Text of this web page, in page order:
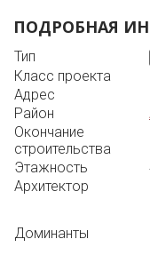
ПОДРОБНАЯ
Тип
Класс проекта
Адрес
Район
Окончание
строительства
Этажность
Архитектор
Доминанты